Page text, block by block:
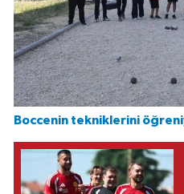
Boccenin tekniklerini